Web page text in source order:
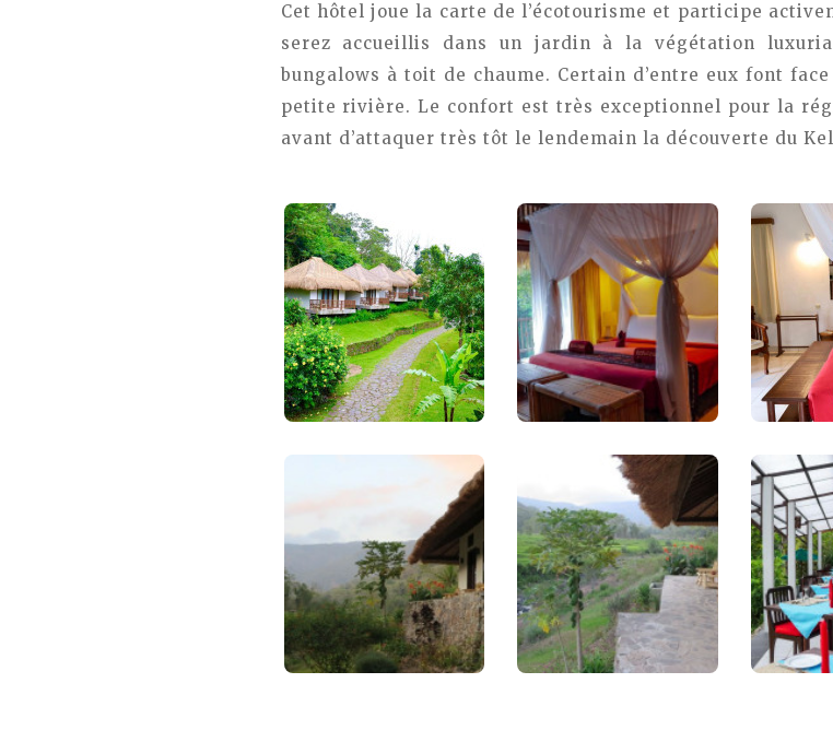
Cet hôtel joue la carte de l’écotourisme et participe
serez accueillis dans un jardin à la végétation
bungalows à toit de chaume. Certain d’entre eux font
petite rivière. Le confort est très exceptionnel pour la
avant d’attaquer très tôt le lendemain la découverte du